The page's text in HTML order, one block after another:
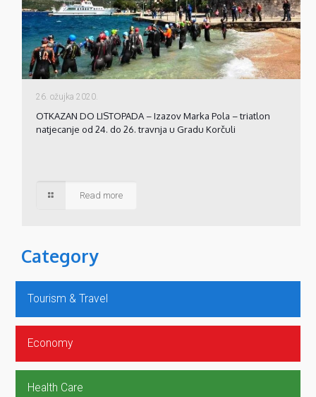
26. ožujka 2020.
OTKAZAN DO LISTOPADA – Izazov Marka Pola – triatlon
natjecanje od 24. do 26. travnja u Gradu Korčuli
Read more
Category
Tourism & Travel
Economy
Health Care